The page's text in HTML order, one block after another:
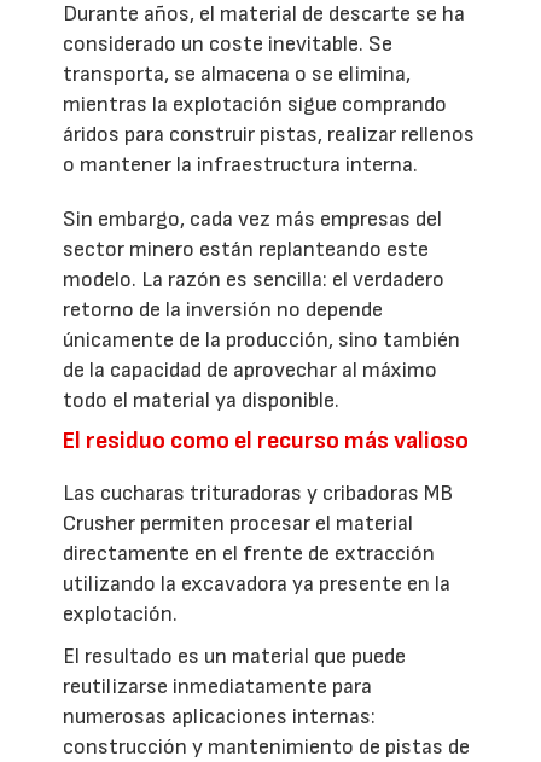
Durante años, el material de descarte se ha
considerado un coste inevitable. Se
transporta, se almacena o se elimina,
mientras la explotación sigue comprando
áridos para construir pistas, realizar rellenos
o mantener la infraestructura interna.
Sin embargo, cada vez más empresas del
sector minero están replanteando este
modelo. La razón es sencilla: el verdadero
retorno de la inversión no depende
únicamente de la producción, sino también
de la capacidad de aprovechar al máximo
todo el material ya disponible.
El residuo como el recurso más valioso
Las cucharas trituradoras y cribadoras MB
Crusher permiten procesar el material
directamente en el frente de extracción
utilizando la excavadora ya presente en la
explotación.
El resultado es un material que puede
reutilizarse inmediatamente para
numerosas aplicaciones internas:
construcción y mantenimiento de pistas de